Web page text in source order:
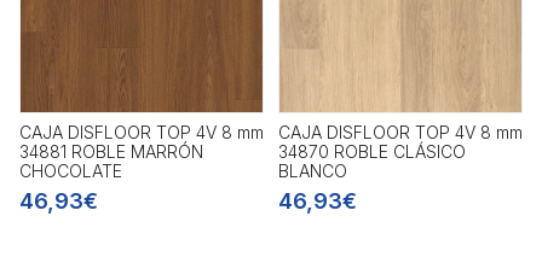
CAJA DISFLOOR TOP 4V 8 mm
34881 ROBLE MARRÓN
CHOCOLATE
46,93€
CAJA DISFLOOR TOP 4V 8 mm
34870 ROBLE CLÁSICO
BLANCO
46,93€